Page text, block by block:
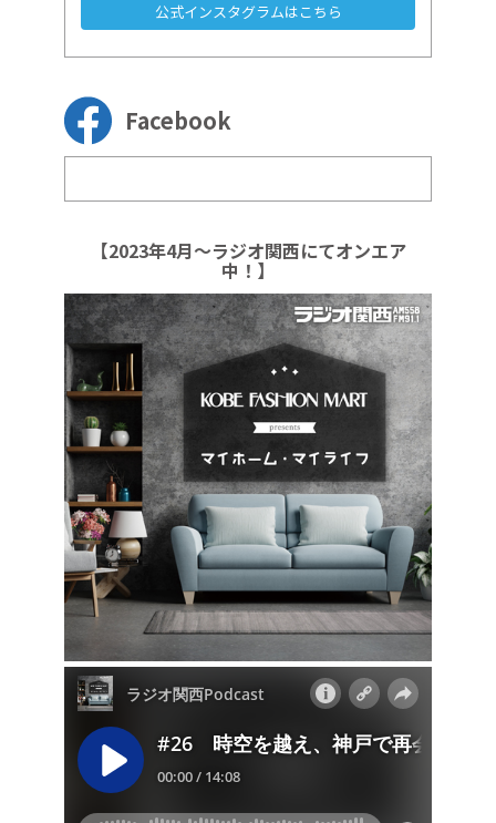
公式インスタグラムはこちら
Facebook
【2023年4月～ラジオ関西にてオンエア
中！】